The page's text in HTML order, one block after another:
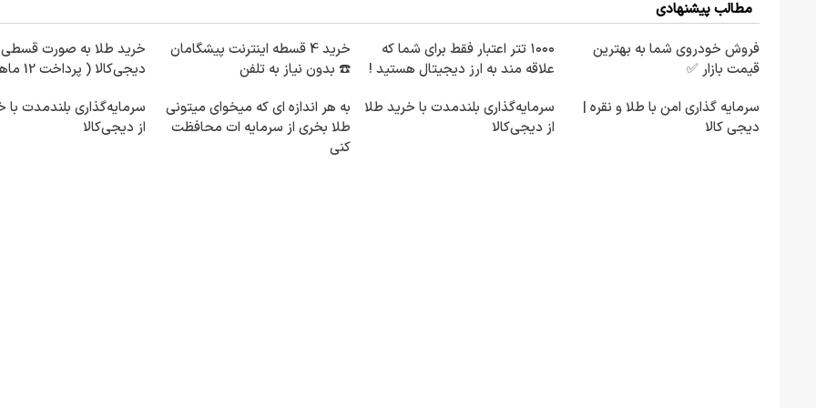
مطالب پیشنهادی
فروش خودروی شما به بهترین
قیمت بازار ✅
۱۰۰۰ تتر اعتبار فقط برای شما که
علاقه مند به ارز دیجیتال هستید !
خرید 4 قسطه اینترنت پیشگامان
☎️ بدون نیاز به تلفن
خرید طلا به صورت قسطی
دیجی‌کالا ( پرداخت 12 ماهه )
سرمایه گذاری امن با طلا و نقره |
دیجی کالا
سرمایه‌گذاری بلندمدت با خرید طلا
از دیجی‌کالا
به هر اندازه ای که میخوای میتونی
طلا بخری از سرمایه ات محافظت
کنی
سرمایه‌گذاری بلندمدت با
از دیجی‌کالا